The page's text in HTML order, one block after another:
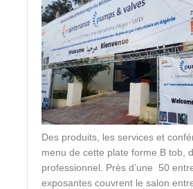
Des produits, les services et
menu de cette plate forme B tob,
professionnel. Près d’une 50
exposantes couvrent le salon